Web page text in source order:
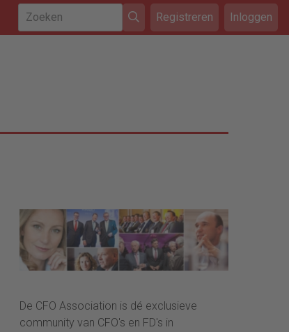
Registreren Inloggen
De CFO Association is dé exclusieve
community van CFO's en FD's in